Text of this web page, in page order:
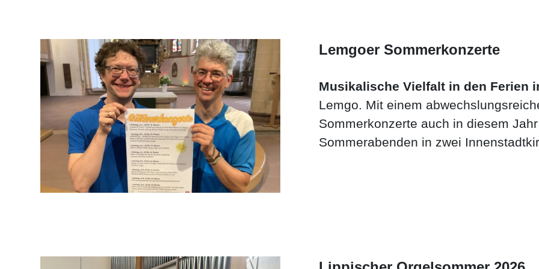
Lemgoer Sommerkonzerte
Musikalische Vielfalt in den Ferien
Lemgo. Mit einem
Sommerkonzerte auch in diesem
Sommerabenden in zwei